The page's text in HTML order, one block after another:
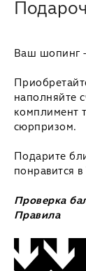
Ваш шопинг
наполняйте
комплимент
сюрпризом.
Подарите
понравится
Проверка
Правила